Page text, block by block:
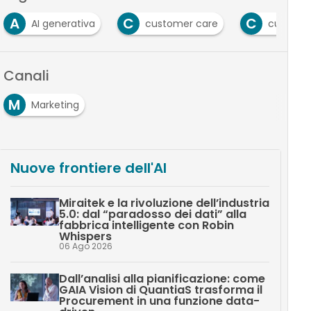
A
AI generativa C customer care C
Canali
M
Marketing
Nuove frontiere dell'AI
Miraitek e la rivoluzione dell’industria
5.0: dal “paradosso dei dati” alla
fabbrica intelligente con Robin
Whispers
06 Ago 2026
Dall’analisi alla pianificazione: come
GAIA Vision di QuantiaS trasforma il
Procurement in una funzione data-